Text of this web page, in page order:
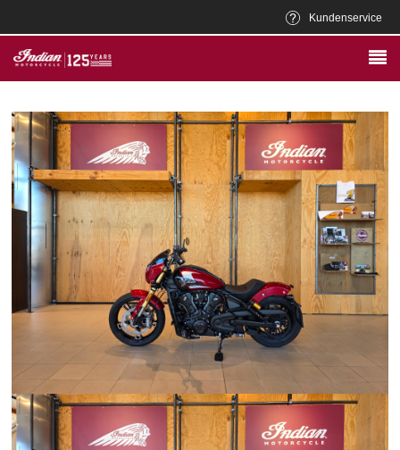
Kundenservice